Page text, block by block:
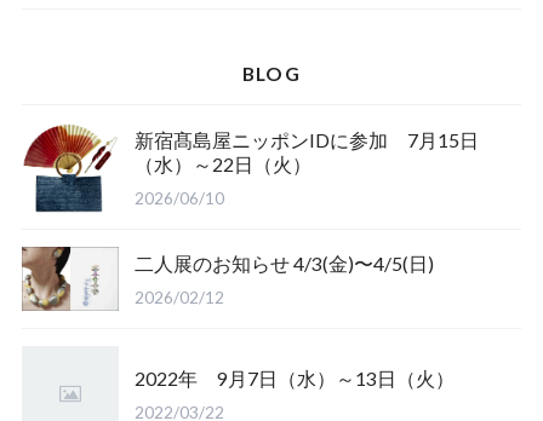
BLOG
新宿髙島屋ニッポンIDに参加 7月15日
（水）～22日（火）
2026/06/10
二人展のお知らせ 4/3(金)〜4/5(日)
2026/02/12
2022年 9月7日（水）～13日（火）
2022/03/22